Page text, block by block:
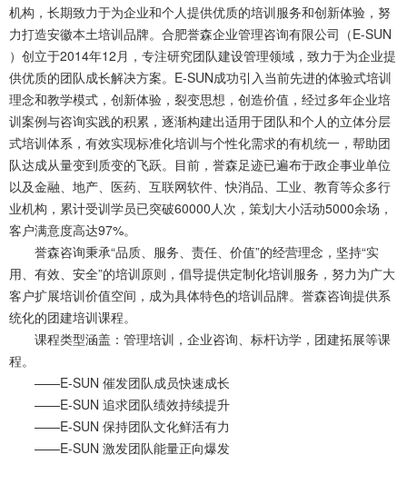
机构，长期致力于为企业和个人提供优质的培训服务和创新体验，努
力打造安徽本土培训品牌。合肥誉森企业管理咨询有限公司（E-SUN
）创立于2014年12月，专注研究团队建设管理领域，致力于为企业提
供优质的团队成长解决方案。E-SUN成功引入当前先进的体验式培训
理念和教学模式，创新体验，裂变思想，创造价值，经过多年企业培
训案例与咨询实践的积累，逐渐构建出适用于团队和个人的立体分层
式培训体系，有效实现标准化培训与个性化需求的有机统一，帮助团
队达成从量变到质变的飞跃。目前，誉森足迹已遍布于政企事业单位
以及金融、地产、医药、互联网软件、快消品、工业、教育等众多行
业机构，累计受训学员已突破60000人次，策划大小活动5000余场，
客户满意度高达97%。
誉森咨询秉承“品质、服务、责任、价值”的经营理念，坚持“实
用、有效、安全”的培训原则，倡导提供定制化培训服务，努力为广大
客户扩展培训价值空间，成为具体特色的培训品牌。誉森咨询提供系
统化的团建培训课程。
课程类型涵盖：管理培训，企业咨询、标杆访学，团建拓展等课
程。
——E-SUN 催发团队成员快速成长
——E-SUN 追求团队绩效持续提升
——E-SUN 保持团队文化鲜活有力
——E-SUN 激发团队能量正向爆发